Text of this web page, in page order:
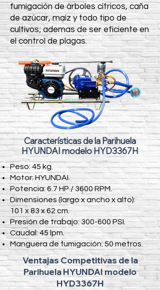
fumigación de árboles cítricos, caña
de azúcar, maíz y todo tipo de
cultivos; ademas de ser eficiente en
el control de plagas.
Características de la Parihuela
HYUNDAI modelo HYD3367H
Peso: 45 kg.
Motor: HYUNDAI.
Potencia: 6.7 HP / 3600 RPM.
Dimensiones (largo x ancho x alto):
101 x 83 x 62 cm.
Presión de trabajo: 300-600 PSI.
Caudal: 45 lpm.
Manguera de fumigación: 50 metros.
Ventajas Competitivas de la
Parihuela HYUNDAI modelo
HYD3367H